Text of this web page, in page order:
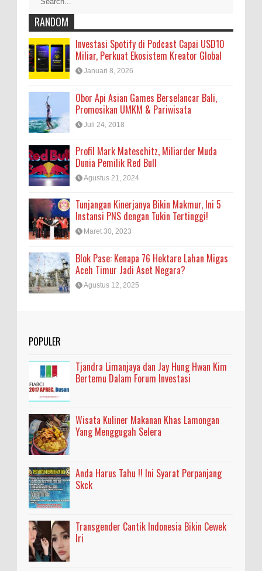
RANDOM
Investasi Spotify di Podcast Capai USD10
Miliar, Perkuat Ekosistem Kreator Global
Januari 8, 2026
Obor Api Asian Games Berselancar Bali,
Promosikan UMKM & Pariwisata
Juli 24, 2018
Profil Mark Mateschitz, Miliarder Muda
Dunia Pemilik Red Bull
Agustus 21, 2024
Tunjangan Kinerjanya Bikin Makmur, Ini 5
Instansi PNS dengan Tukin Tertinggi!
Maret 30, 2023
Blok Pase: Kenapa 76 Hektare Lahan Migas
Aceh Timur Jadi Aset Negara?
Agustus 12, 2025
POPULER
Tjandra Limanjaya dan Jay Hung Hwan Kim
Bertemu Dalam Forum Investasi
Wisata Kuliner Makanan Khas Lamongan
Yang Menggugah Selera
Anda Harus Tahu !! Ini Syarat Perpanjang
Skck
Transgender Cantik Indonesia Bikin Cewek
Iri